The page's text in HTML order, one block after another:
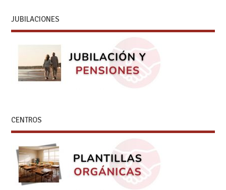
JUBILACIONES
CENTROS